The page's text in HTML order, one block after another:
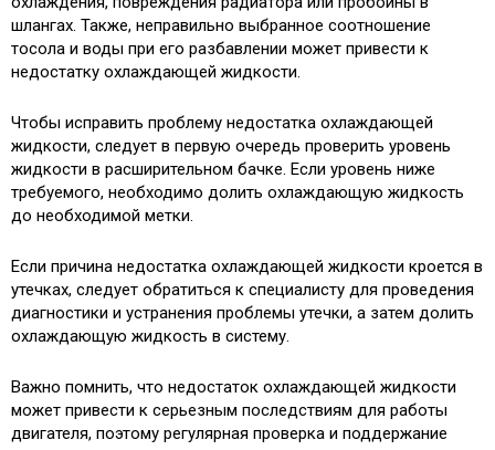
шлангах. Также, неправильно выбранное соотношение
тосола и воды при его разбавлении может привести к
недостатку охлаждающей жидкости.
Чтобы исправить проблему недостатка охлаждающей
жидкости, следует в первую очередь проверить уровень
жидкости в расширительном бачке. Если уровень ниже
требуемого, необходимо долить охлаждающую жидкость
до необходимой метки.
Если причина недостатка охлаждающей жидкости кроется в
утечках, следует обратиться к специалисту для проведения
диагностики и устранения проблемы утечки, а затем долить
охлаждающую жидкость в систему.
Важно помнить, что недостаток охлаждающей жидкости
может привести к серьезным последствиям для работы
двигателя, поэтому регулярная проверка и поддержание